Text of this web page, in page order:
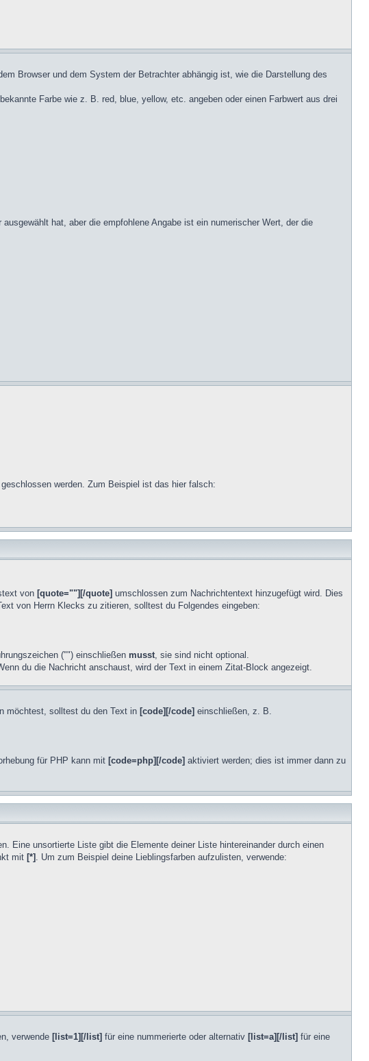
Browser und dem System der Betrachter abhängig ist, wie die Darstellung des
Farbe wie z. B. red, blue, yellow, etc. angeben oder einen Farbwert aus drei
hat, aber die empfohlene Angabe ist ein numerischer Wert, der die
werden. Zum Beispiel ist das hier falsch:
von [quote=""][/quote] umschlossen zum Nachrichtentext hinzugefügt wird. Dies
von Herrn Klecks zu zitieren, solltest du Folgendes eingeben:
("") einschließen musst, sie sind nicht optional.
du die Nachricht anschaust, wird der Text in einem Zitat-Block angezeigt.
möchtest, solltest du den Text in [code][/code] einschließen, z. B.
für PHP kann mit [code=php][/code] aktiviert werden; dies ist immer dann zu
Eine unsortierte Liste gibt die Elemente deiner Liste hintereinander durch einen
mit [*] . Um zum Beispiel deine Lieblingsfarben aufzulisten, verwende:
verwende [list=1][/list] für eine nummerierte oder alternativ [list=a][/list] für eine